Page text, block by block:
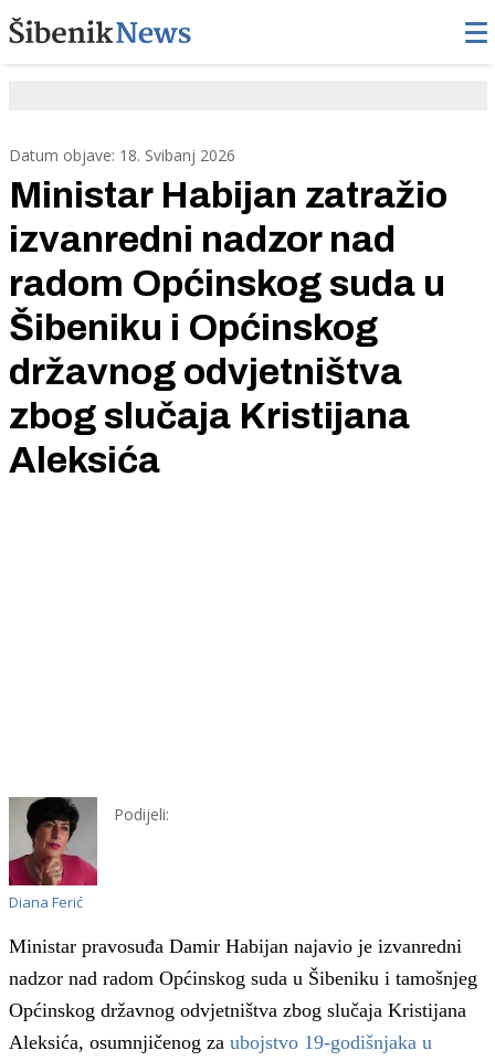
Datum objave: 18. Svibanj 2026
Ministar Habijan zatražio
izvanredni nadzor nad
radom Općinskog suda u
Šibeniku i Općinskog
državnog odvjetništva
zbog slučaja Kristijana
Aleksića
Diana Ferić
Podijeli:
Ministarpravosuđa Damir Habijan najavio je izvanredni
nadzor nad radom Općinskog suda u Šibeniku i tamošnjeg
Općinskog državnog odvjetništva zbog slučaja Kristijana
Aleksića, osumnjičenog za ubojstvo 19-godišnjaka u